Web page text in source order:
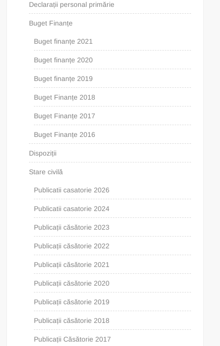
Declarații personal primărie
Buget Finanțe
Buget finanțe 2021
Buget finanțe 2020
Buget finanțe 2019
Buget Finanțe 2018
Buget Finanțe 2017
Buget Finanțe 2016
Dispoziții
Stare civilă
Publicatii casatorie 2026
Publicatii casatorie 2024
Publicații căsătorie 2023
Publicații căsătorie 2022
Publicații căsătorie 2021
Publicații căsătorie 2020
Publicații căsătorie 2019
Publicații căsătorie 2018
Publicații Căsătorie 2017